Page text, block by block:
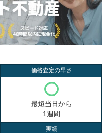
価格査定の早さ
最短当日から
1週間
実績